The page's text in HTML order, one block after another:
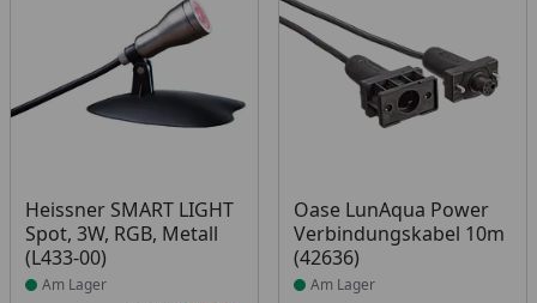
Heissner SMART LIGHT
Spot, 3W, RGB, Metall
(L433-00)
Produkt am Lager
Am Lager
Oase LunAqua Power
Verbindungskabel 10m
(42636)
Produkt am Lager
Am Lager